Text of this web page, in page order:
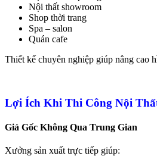
Nội thất showroom
Shop thời trang
Spa – salon
Quán cafe
Thiết kế chuyên nghiệp giúp nâng cao
Lợi Ích Khi Thi Công Nội
Giá Gốc Không Qua Trung Gian
Xưởng sản xuất trực tiếp giúp: